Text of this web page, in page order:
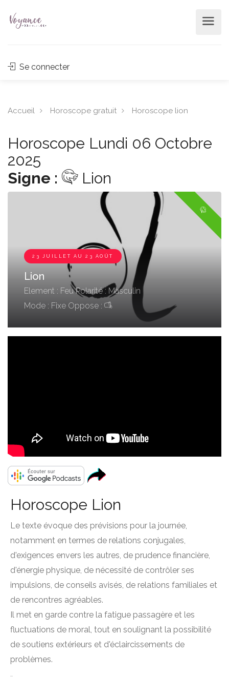
Se connecter
Accueil Horoscope gratuit Horoscope lion
Horoscope Lundi 06 Octobre
2025
Signe :
Lion
23 JUILLET AU 23 AOÛT
Lion
Element : Feu Polarité : Masculin
Mode : Fixe Oppose :
Horoscope Lion
Le texte évoque des prévisions pour la journée,
notamment en termes de relations conjugales,
d'exigences envers les autres, de prudence financière,
d'énergie physique, de nécessité de contrôler ses
impulsions, de conseils avisés, de relations familiales et
de rencontres agréables.
Il met en garde contre la fatigue passagère et les
fluctuations de moral, tout en soulignant la possibilité
de soutiens extérieurs et d'éclaircissements de
problèmes.